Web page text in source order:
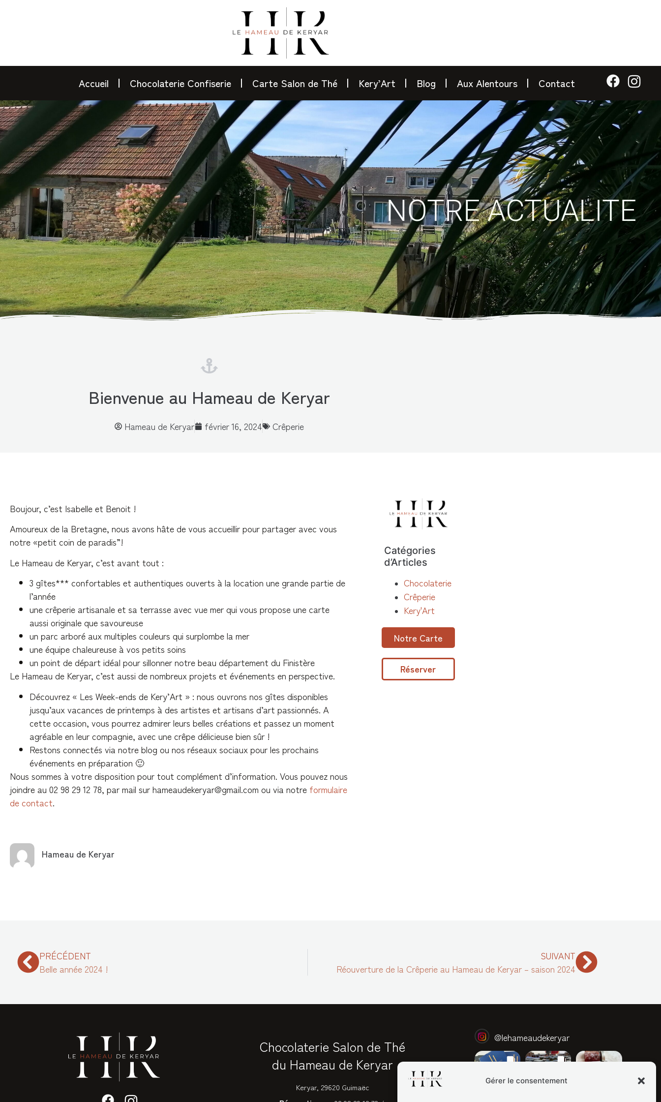
Gérer le consentement
Accueil Chocolaterie Confiserie Carte Salon de Thé Kery’Art Blog Aux Alentours Contact
NOTRE ACTUALITE
Bienvenue au Hameau de Keryar
Hameau de Keryar février 16, 2024 Crêperie
Boujour, c’est Isabelle et Benoit !
Amoureux de la Bretagne, nous avons hâte de vous accueillir pour partager avec vous
notre «petit coin de paradis”!
Le Hameau de Keryar, c’est avant tout :
3 gîtes*** confortables et authentiques ouverts à la location une grande partie de
l’année
une crêperie artisanale et sa terrasse avec vue mer qui vous propose une carte
aussi originale que savoureuse
un parc arboré aux multiples couleurs qui surplombe la mer
une équipe chaleureuse à vos petits soins
un point de départ idéal pour sillonner notre beau département du Finistère
Le Hameau de Keryar, c’est aussi de nombreux projets et événements en perspective.
Découvrez « Les Week-ends de Kery’Art » : nous ouvrons nos gîtes disponibles
jusqu’aux vacances de printemps à des artistes et artisans d’art passionnés. A
cette occasion, vous pourrez admirer leurs belles créations et passez un moment
agréable en leur compagnie, avec une crêpe délicieuse bien sûr !
Restons connectés via notre blog ou nos réseaux sociaux pour les prochains
événements en préparation 🙂
Nous sommes à votre disposition pour tout complément d’information. Vous pouvez nous
joindre au 02 98 29 12 78, par mail surhameaudekeryar@gmail.com ou via notre formulaire
de contact.
Hameau de Keryar
Catégories
d’Articles
Chocolaterie
Crêperie
Kery'Art
Notre Carte
Réserver
PRÉCÉDENT
Belle année 2024 !
SUIVANT
Réouverture de la Crêperie au Hameau de Keryar – saison 2024
Chocolaterie Salon de Thé
du Hameau de Keryar
Keryar, 29620 Guimaëc
@lehameaudekeryar